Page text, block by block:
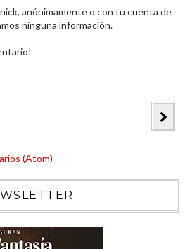
anónimamente o con tu cuenta de
ninguna información.
(Atom)